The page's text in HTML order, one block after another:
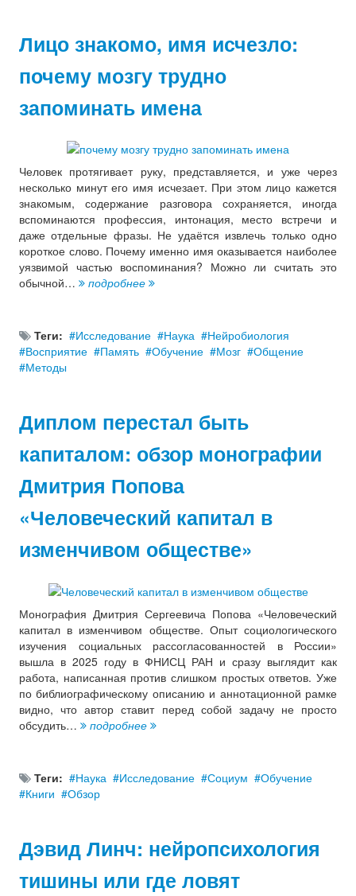
Лицо знакомо, имя исчезло:
почему мозгу трудно
запоминать имена
Человек протягивает руку, представляется, и уже через
несколько минут его имя исчезает. При этом лицо кажется
знакомым, содержание разговора сохраняется, иногда
вспоминаются профессия, интонация, место встречи и
даже отдельные фразы. Не удаётся извлечь только одно
короткое слово. Почему именно имя оказывается наиболее
уязвимой частью воспоминания? Можно ли считать это
обычной…
подробнее
Теги: Исследование Наука
Нейробиология
Восприятие
Память Обучение Мозг
Общение
Методы
Диплом перестал быть
капиталом: обзор монографии
Дмитрия Попова
«Человеческий капитал в
изменчивом обществе»
Монография Дмитрия Сергеевича Попова «Человеческий
капитал в изменчивом обществе. Опыт социологического
изучения социальных рассогласованностей в России»
вышла в 2025 году в ФНИСЦ РАН и сразу выглядит как
работа, написанная против слишком простых ответов. Уже
по библиографическому описанию и аннотационной рамке
видно, что автор ставит перед собой задачу не просто
обсудить…
подробнее
Теги: Наука Исследование Социум
Обучение
Книги
Обзор
Дэвид Линч: нейропсихология
тишины или где ловят